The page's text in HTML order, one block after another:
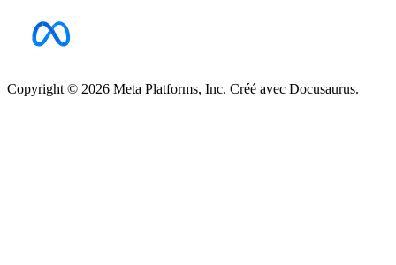
Copyright © 2026 Meta Platforms, Inc. Créé avec Docusaurus.